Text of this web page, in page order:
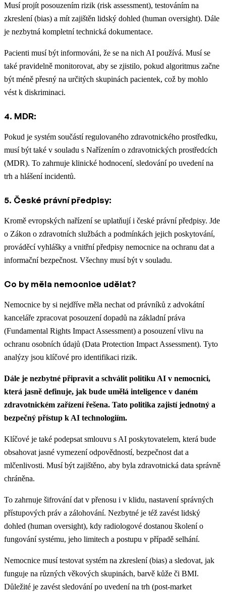
Musí projít posouzením rizik (risk assessment), testováním na
zkreslení (bias) a mít zajištěn lidský dohled (human oversight). Dále
je nezbytná kompletní technická dokumentace.
Pacienti musí být informováni, že se na nich AI používá. Musí se
také pravidelně monitorovat, aby se zjistilo, pokud algoritmus začne
být méně přesný na určitých skupinách pacientek, což by mohlo
vést k diskriminaci.
4. MDR:
Pokud je systém součástí regulovaného zdravotnického prostředku,
musí být také v souladu s Nařízením o zdravotnických prostředcích
(MDR). To zahrnuje klinické hodnocení, sledování po uvedení na
trh a hlášení incidentů.
5. České právní předpisy:
Kromě evropských nařízení se uplatňují i české právní předpisy. Jde
o Zákon o zdravotních službách a podmínkách jejich poskytování,
prováděcí vyhlášky a vnitřní předpisy nemocnice na ochranu dat a
informační bezpečnost. Všechny musí být v souladu.
Co by měla nemocnice udělat?
Nemocnice by si nejdříve měla nechat od právníků z advokátní
kanceláře zpracovat posouzení dopadů na základní práva
(Fundamental Rights Impact Assessment) a posouzení vlivu na
ochranu osobních údajů (Data Protection Impact Assessment). Tyto
analýzy jsou klíčové pro identifikaci rizik.
Dále je nezbytné připravit a schválit politiku AI v nemocnici,
která jasně definuje, jak bude umělá inteligence v daném
zdravotnickém zařízení řešena. Tato politika zajistí jednotný a
bezpečný přístup k AI technologiím.
Klíčové je také podepsat smlouvu s AI poskytovatelem, která bude
obsahovat jasné vymezení odpovědností, bezpečnost dat a
mlčenlivosti. Musí být zajištěno, aby byla zdravotnická data správně
chráněna.
To zahrnuje šifrování dat v přenosu i v klidu, nastavení správných
přístupových práv a zálohování. Nezbytné je též zavést lidský
dohled (human oversight), kdy radiologové dostanou školení o
fungování systému, jeho limitech a postupu v případě selhání.
Nemocnice musí testovat systém na zkreslení (bias) a sledovat, jak
funguje na různých věkových skupinách, barvě kůže či BMI.
Důležité je zavést sledování po uvedení na trh (post-market